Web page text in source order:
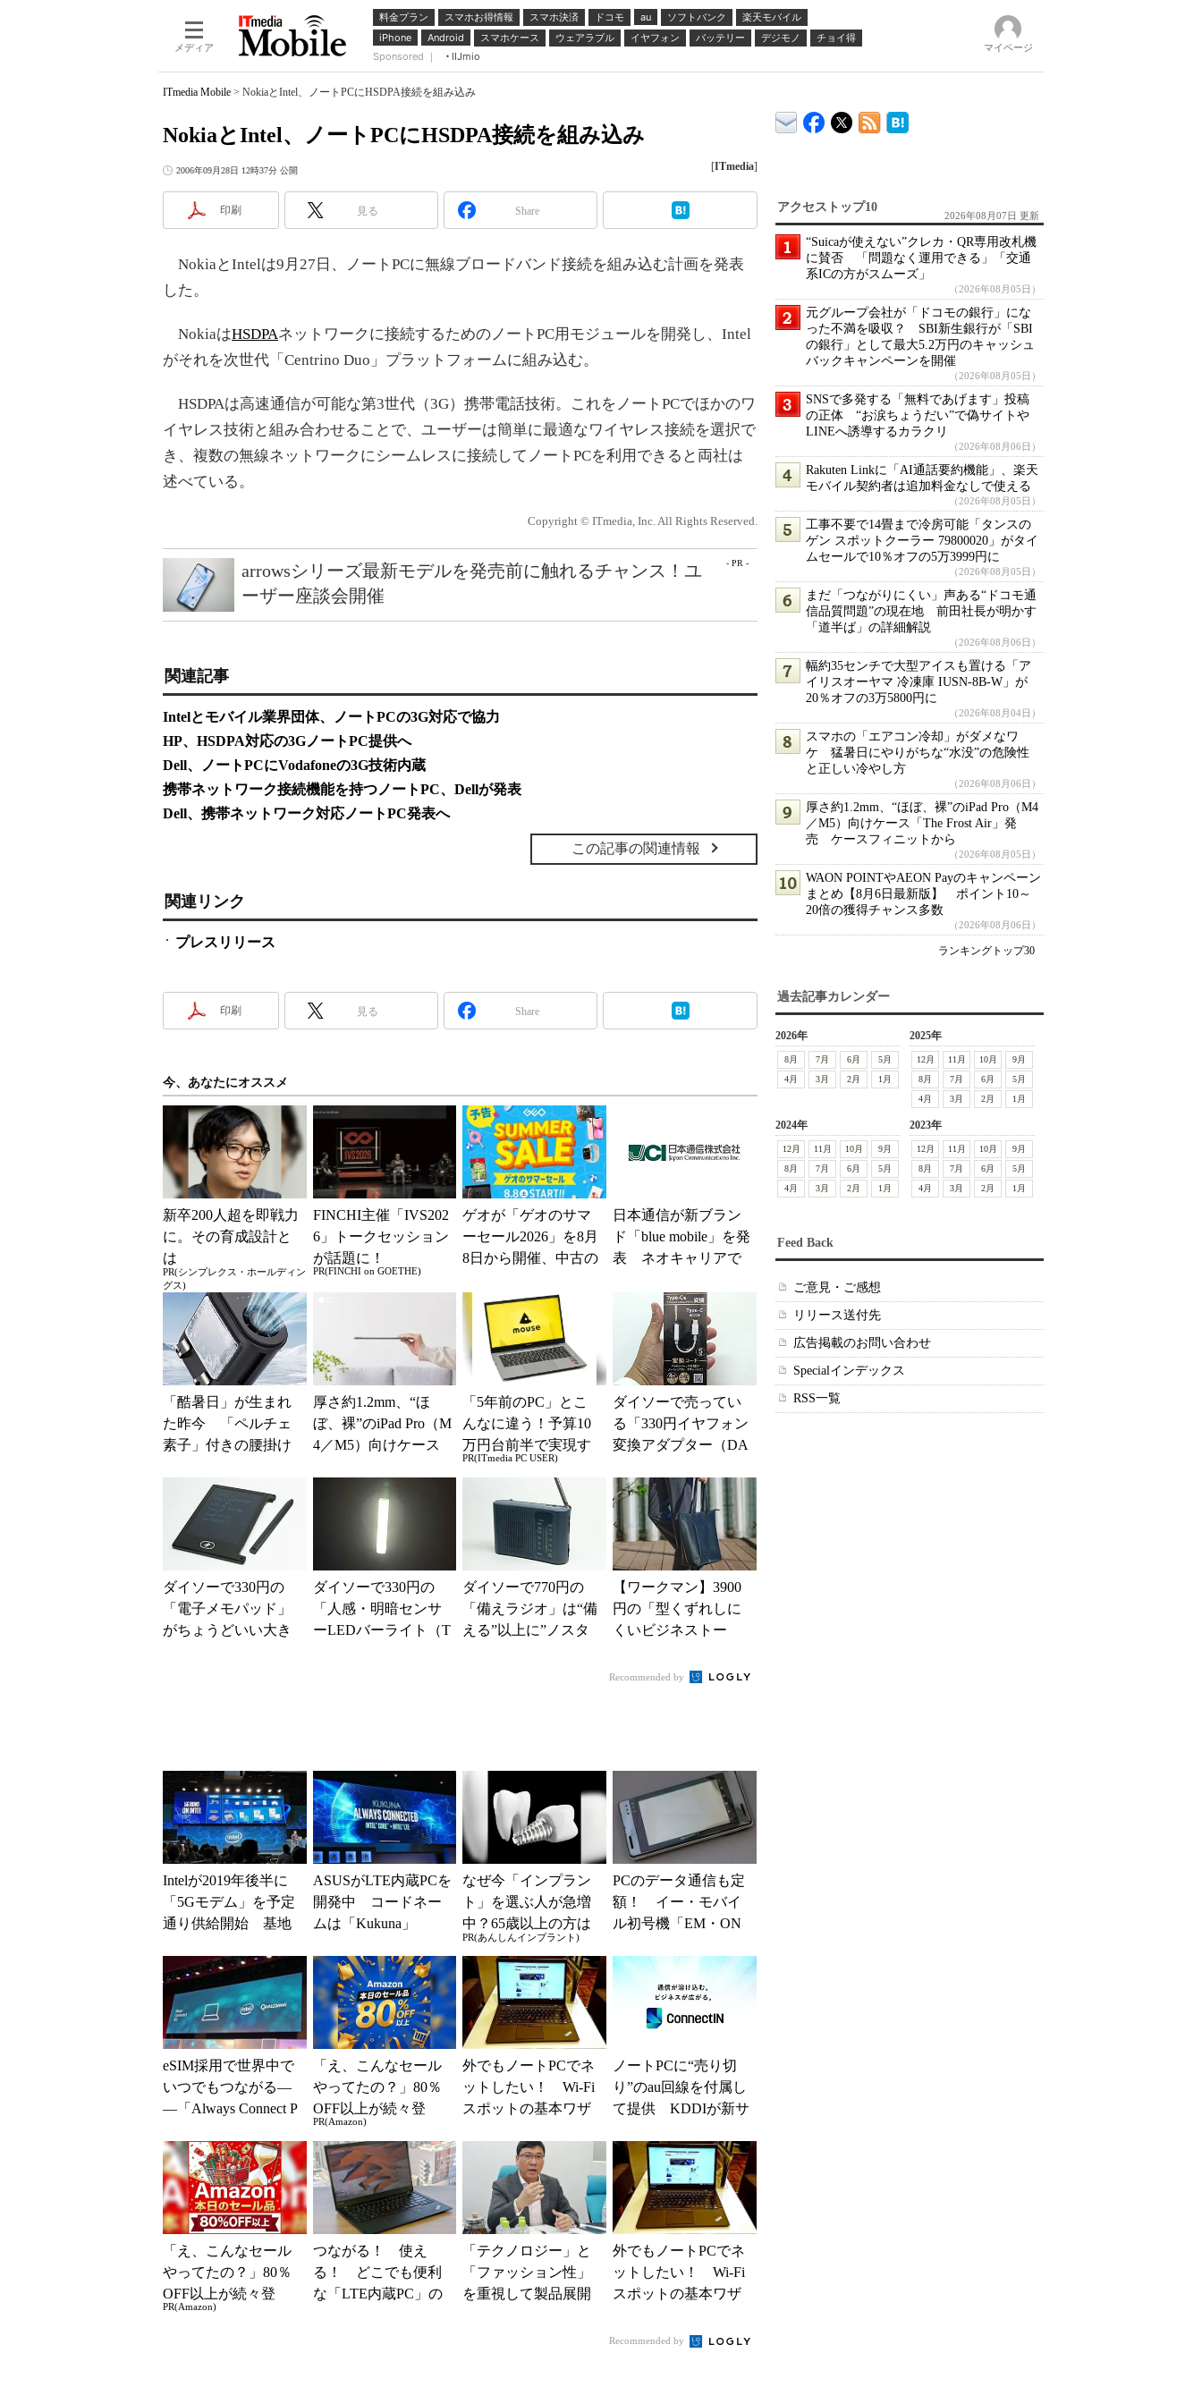
メディア
料金プラン スマホお得情報 スマホ決済 ドコモ au ソフトバンク
楽天モバイル
iPhone
Android スマホケース ウェアラブル イヤフォン バッテリー デジモノ
チョイ得
Sponsored ｜
IIJmio
マイページ
ITmedia Mobile > NokiaとIntel、ノートPCにHSDPA接続を組み込み
NokiaとIntel、ノートPCにHSDPA接続を組み込み
2006年09月28日 12時37分 公開 [ITmedia]
印刷 見る Share
NokiaとIntelは9月27日、ノートPCに無線ブロードバンド接続を組み込む計画を発表
した。
NokiaはHSDPAネットワークに接続するためのノートPC用モジュールを開発し、Intel
がそれを次世代「Centrino Duo」プラットフォームに組み込む。
HSDPAは高速通信が可能な第3世代（3G）携帯電話技術。これをノートPCでほかのワ
イヤレス技術と組み合わせることで、ユーザーは簡単に最適なワイヤレス接続を選択で
き、複数の無線ネットワークにシームレスに接続してノートPCを利用できると両社は
述べている。
Copyright © ITmedia, Inc. All Rights Reserved.
- PR -
arrowsシリーズ最新モデルを発売前に触れるチャンス！ユ
ーザー座談会開催
関連記事
Intelとモバイル業界団体、ノートPCの3G対応で協力
HP、HSDPA対応の3GノートPC提供へ
Dell、ノートPCにVodafoneの3G技術内蔵
携帯ネットワーク接続機能を持つノートPC、Dellが発表
Dell、携帯ネットワーク対応ノートPC発表へ
この記事の関連情報
関連リンク
プレスリリース
印刷 見る Share
今、あなたにオススメ
新卒200人超を即戦力
に。その育成設計と
は
PR(シンプレクス・ホールディン
グス)
FINCHI主催「IVS202
6」トークセッション
が話題に！
PR(FINCHI on GOETHE)
ゲオが「ゲオのサマ
ーセール2026」を8月
8日から開催、中古の
得に
日本通信が新ブラン
ド「blue mobile」を発
表 ネオキャリアで
「酷暑日」が生まれ
た昨今 「ペルチェ
素子」付きの腰掛け
厚さ約1.2mm、“ほ
ぼ、裸”のiPad Pro（M
4／M5）向けケース
「5年前のPC」とこ
んなに違う！予算10
万円台前半で実現す
る快適PCライフ
PR(ITmedia PC USER)
ダイソーで売ってい
る「330円イヤフォン
変換アダプター（DA
PCで便利に使え
る？...
ダイソーで330円の
「電子メモパッド」
がちょうどいい大き
ダイソーで330円の
「人感・明暗センサ
ーLEDバーライト（T
ダイソーで770円の
「備えラジオ」は“備
える”以上に”ノスタ
【ワークマン】3900
円の「型くずれしに
くいビジネストー
の生地を採用
Recommended by
Intelが2019年後半に
「5Gモデム」を予定
通り供給開始 基地
進出
ASUSがLTE内蔵PCを
開発中 コードネー
ムは「Kukuna」
なぜ今「インプラン
ト」を選ぶ人が急増
中？65歳以上の方は
要確認。抜けた歯の
放置は驚きのリスク
PR(あんしんインプラント)
PCのデータ通信も定
額！ イー・モバイ
ル初号機「EM・ON
イ）
eSIM採用で世界中で
いつでもつながる―
―「Always Connect P
r...
「え、こんなセール
やってたの？」80％
OFF以上が続々登
場！Amazonの本気が
凄すぎる
PR(Amazon)
外でもノートPCでネ
ットしたい！ Wi-Fi
スポットの基本ワザ
ノートPCに“売り切
り”のau回線を付属し
て提供 KDDIが新サ
を提供開...
「え、こんなセール
やってたの？」80％
OFF以上が続々登
場！Amazonの本気が
PR(Amazon)
つながる！ 使え
る！ どこでも便利
な「LTE内蔵PC」の
「テクノロジー」と
「ファッション性」
を重視して製品展開
外でもノートPCでネ
ットしたい！ Wi-Fi
スポットの基本ワザ
Recommended by
アクセストップ10
2026年08月07日 更新
“Suicaが使えない”クレカ・QR専用改札機
に賛否 「問題なく運用できる」「交通
系ICの方がスムーズ」
（2026年08月05日）
元グループ会社が「ドコモの銀行」にな
った不満を吸収？ SBI新生銀行が「SBI
の銀行」として最大5.2万円のキャッシュ
バックキャンペーンを開催
（2026年08月05日）
SNSで多発する「無料であげます」投稿
の正体 “お涙ちょうだい”で偽サイトや
LINEへ誘導するカラクリ
（2026年08月06日）
Rakuten Linkに「AI通話要約機能」、楽天
モバイル契約者は追加料金なしで使える
（2026年08月05日）
工事不要で14畳まで冷房可能「タンスの
ゲン スポットクーラー 79800020」がタイ
ムセールで10％オフの5万3999円に
（2026年08月05日）
まだ「つながりにくい」声ある“ドコモ通
信品質問題”の現在地 前田社長が明かす
「道半ば」の詳細解説
（2026年08月06日）
幅約35センチで大型アイスも置ける「ア
イリスオーヤマ 冷凍庫 IUSN-8B-W」が
20％オフの3万5800円に
（2026年08月04日）
スマホの「エアコン冷却」がダメなワ
ケ 猛暑日にやりがちな“水没”の危険性
と正しい冷やし方
（2026年08月06日）
厚さ約1.2mm、“ほぼ、裸”のiPad Pro（M4
／M5）向けケース「The Frost Air」発
売 ケースフィニットから
（2026年08月05日）
WAON POINTやAEON Payのキャンペーン
まとめ【8月6日最新版】 ポイント10～
20倍の獲得チャンス多数
（2026年08月06日）
ランキングトップ30
過去記事カレンダー
2026年
8月 7月 6月
5月
4月
3月 2月 1月
2025年
12月 11月 10月
9月
8月
7月 6月
5月
4月
3月 2月 1月
2024年
12月 11月 10月
9月
8月
7月 6月
5月
4月
3月 2月 1月
2023年
12月 11月 10月
9月
8月
7月 6月
5月
4月
3月 2月 1月
Feed Back
ご意見・ご感想
リリース送付先
広告掲載のお問い合わせ
Specialインデックス
RSS一覧